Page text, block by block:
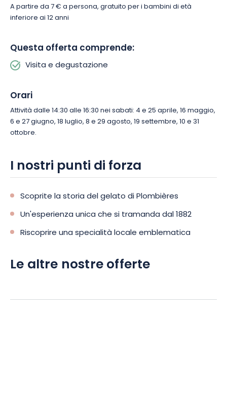
A partire da 7 € a persona, gratuito per i bambini di età
inferiore ai 12 anni
Questa offerta comprende:
Visita e degustazione
Orari
Attività dalle 14:30 alle 16:30 nei sabati: 4 e 25 aprile, 16 maggio,
6 e 27 giugno, 18 luglio, 8 e 29 agosto, 19 settembre, 10 e 31
ottobre.
I nostri punti di forza
Scoprite la storia del gelato di Plombières
Un'esperienza unica che si tramanda dal 1882
Riscoprire una specialità locale emblematica
Le altre nostre offerte